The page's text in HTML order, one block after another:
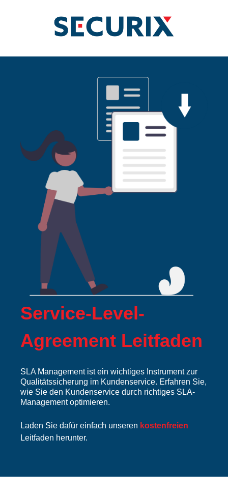
Service-Level-
Agreement Leitfaden
SLA Management ist ein wichtiges Instrument zur
Qualitätssicherung im Kundenservice. Erfahren Sie,
wie Sie den Kundenservice durch richtiges SLA-
Management optimieren.
Laden Sie dafür einfach unseren kostenfreien
Leitfaden herunter.